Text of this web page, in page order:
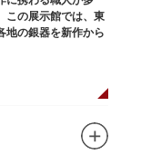
この展示館では、東
地の銀器を新作から